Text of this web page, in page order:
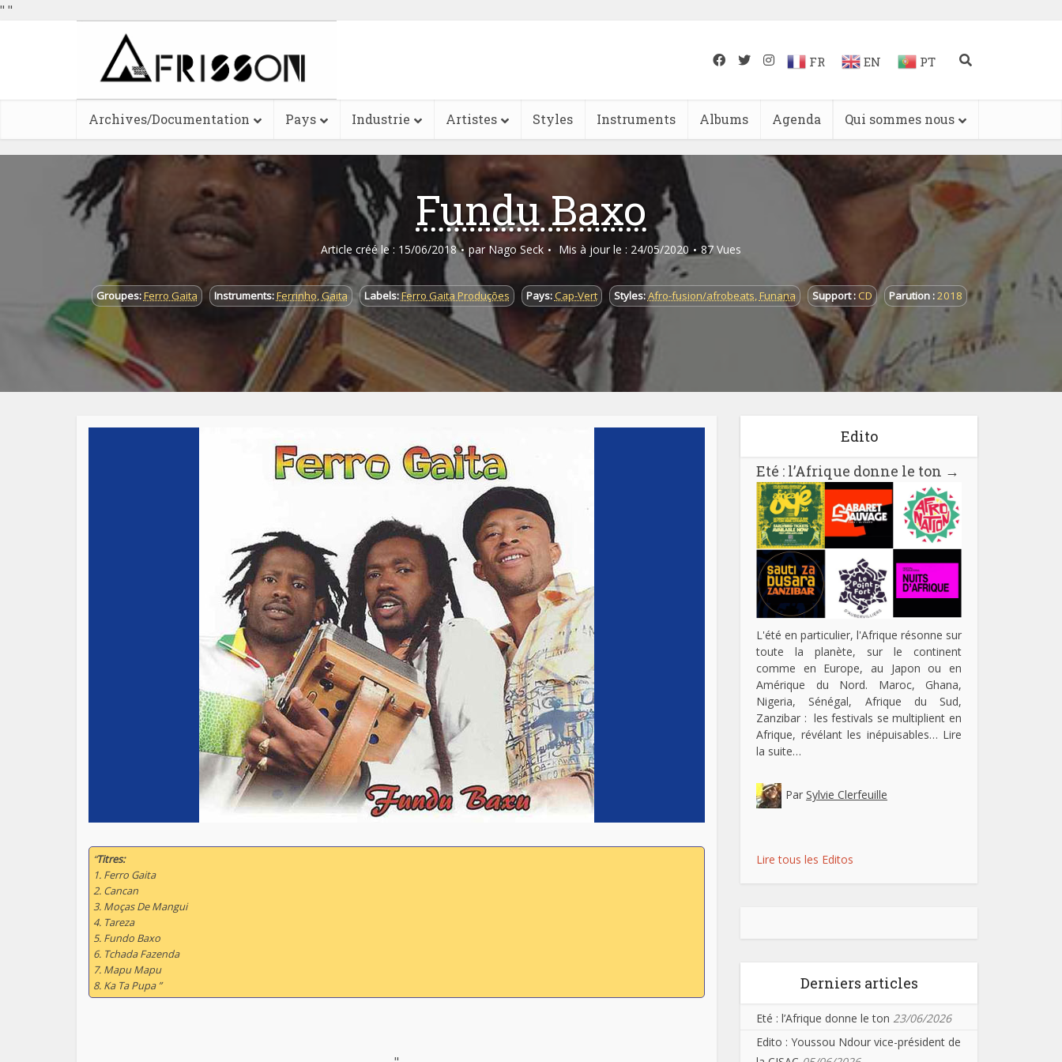
" "
FR EN PT
Archives/Documentation Pays Industrie Artistes Styles Instruments Albums Agenda Qui sommes nous
Fundu Baxo
Article créé le : 15/06/2018 par Nago Seck Mis à jour le : 24/05/2020 87 Vues
Groupes:Ferro Gaita Instruments:Ferrinho,Gaita Labels:Ferro Gaita Produções Pays:Cap-Vert Styles:Afro-fusion/afrobeats, Funana Support :CD Parution :2018
“Titres:
1. Ferro Gaita
2. Cancan
3. Moças De Mangui
4. Tareza
5. Fundo Baxo
6. Tchada Fazenda
7. Mapu Mapu
8. Ka Ta Pupa ”
Edito
Eté : l’Afrique donne le ton →
L'été en particulier, l'Afrique résonne sur
toute la planète, sur le continent
comme en Europe, au Japon ou en
Amérique du Nord. Maroc, Ghana,
Nigeria, Sénégal, Afrique du Sud,
Zanzibar : les festivals se multiplient en
Afrique, révélant les inépuisables… Lire
la suite…
Par Sylvie Clerfeuille
Lire tous les Editos
Derniers articles
Eté : l’Afrique donne le ton 23/06/2026
Edito : Youssou Ndour vice-président de